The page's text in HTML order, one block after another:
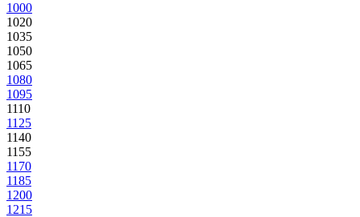
1000
1020
1035
1050
1065
1080
1095
1110
1125
1140
1155
1170
1185
1200
1215